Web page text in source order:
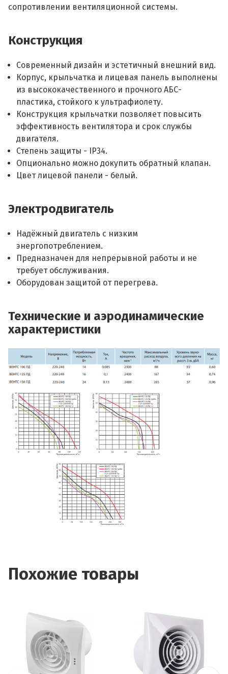
Похожие товары
сопротивлении вентиляционной системы.
Конструкция
Современный дизайн и эстетичный внешний вид.
Корпус, крыльчатка и лицевая панель выполнены
из высококачественного и прочного АБС-
пластика, стойкого к ультрафиолету.
Конструкция крыльчатки позволяет повысить
эффективность вентилятора и срок службы
двигателя.
Степень защиты - IP34.
Опционально можно докупить обратный клапан.
Цвет лицевой панели - белый.
Электродвигатель
Надёжный двигатель с низким
энергопотреблением.
Предназначен для непрерывной работы и не
требует обслуживания.
Оборудован защитой от перегрева.
Технические и аэродинамические
характеристики